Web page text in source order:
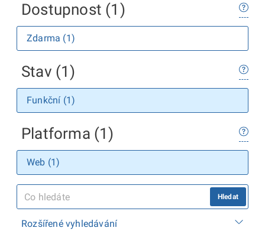
Dostupnost (1)
Zdarma (1)
Stav (1)
Funkční (1)
Platforma (1)
Web (1)
Hledat
Rozšířené vyhledávání